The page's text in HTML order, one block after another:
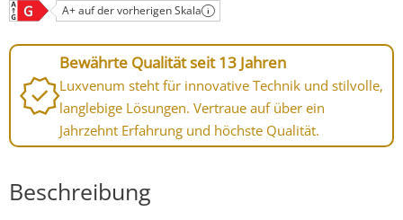
A+ auf der vorherigen Skala
Bewährte Qualität seit 13 Jahren
Luxvenum steht für innovative Technik und stilvolle,
langlebige Lösungen. Vertraue auf über ein
Jahrzehnt Erfahrung und höchste Qualität.
Beschreibung